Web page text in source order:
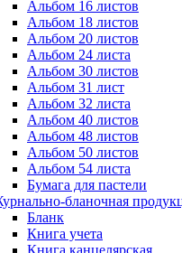
Альбом 16 листов
Альбом 18 листов
Альбом 20 листов
Альбом 24 листа
Альбом 30 листов
Альбом 31 лист
Альбом 32 листа
Альбом 40 листов
Альбом 48 листов
Альбом 50 листов
Альбом 54 листа
Бумага для пастели
бланочная
Бланк
Книга учета
Книга канцелярская